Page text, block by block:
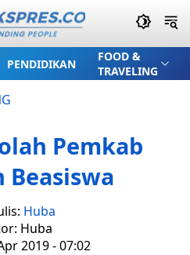
PENDIDIKAN
FOOD &
TRAVELING
Pemkab
Beasiswa
Huba
Huba
2019 - 07:02